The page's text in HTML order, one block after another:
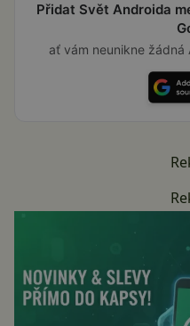
Přidat Svět Androida
ať vám neunikne žádná